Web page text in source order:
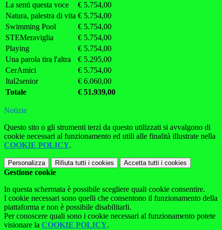
La senti questa voce
€ 5.754,00
Natura, palestra di vita € 5.754,00
Swimming Pool
€ 5.754,00
STEMeraviglia
€ 5.754,00
Playing
€ 5.754,00
Una parola tira l'altra
€ 5.295,00
CerAmici
€ 5.754,00
Ital2senior
€ 6.060,00
Totale
€ 51.939,00
Notizie
Questo sito o gli strumenti terzi da questo utilizzati si avvalgono di
cookie necessari al funzionamento ed utili alle finalità illustrate nella
COOKIE POLICY.
Personalizza Rifiuta tutti i cookies Accetta tutti i cookies
Gestione cookie
In questa schermata è possibile scegliere quali cookie consentire.
I cookie necessari sono quelli che consentono il funzionamento della
piattaforma e non è possibile disabilitarli.
Per conoscere quali sono i cookie necessari al funzionamento potete
visionare la COOKIE POLICY.